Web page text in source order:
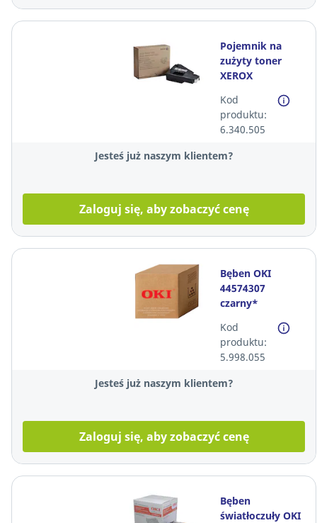
Pojemnik na
zużyty toner
XEROX
Kod
produktu:
6.340.505
Jesteś już naszym klientem?
Zaloguj się, aby zobaczyć cenę
Bęben OKI
44574307
czarny*
Kod
produktu:
5.998.055
Jesteś już naszym klientem?
Zaloguj się, aby zobaczyć cenę
Bęben
światłoczuły OKI